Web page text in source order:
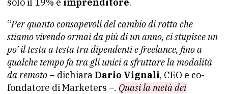
“Per quanto consapevoli del cambio di rotta che
stiamo vivendo ormai da più di un anno, ci stupisce un
po’ il testa a testa tra dipendenti e freelance, fino a
qualche tempo fa tra gli unici a sfruttare la modalità
da remoto – dichiaraDario Vignali, CEO e co-
fondatore di Marketers –. Quasi la metà dei